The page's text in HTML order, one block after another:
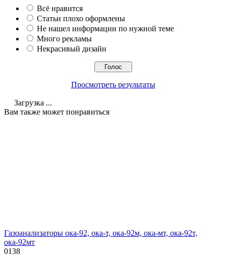
Всё нравится
Статьи плохо оформлены
Не нашел информации по нужной теме
Много рекламы
Некрасивый дизайн
Просмотреть результаты
Загрузка ...
Вам также может понравиться
Газоанализаторы ока-92, ока-т, ока-92м, ока-мт, ока-92т,
ока-92мт
0138